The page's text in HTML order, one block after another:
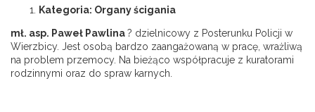
Kategoria: Organy ścigania
mł. asp. Paweł Pawlina? dzielnicowy z Posterunku Policji w
Wierzbicy. Jest osobą bardzo zaangażowaną w pracę, wrażliwą
na problem przemocy. Na bieżąco współpracuje z kuratorami
rodzinnymi oraz do spraw karnych.